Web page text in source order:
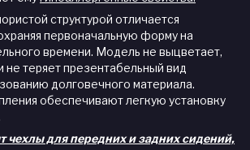
структурой отличается
первоначальную форму на
времени. Модель не выцветает,
не теряет презентабельный вид
долговечного материала.
обеспечивают легкую установку
чехлы для передних и задних сидений,